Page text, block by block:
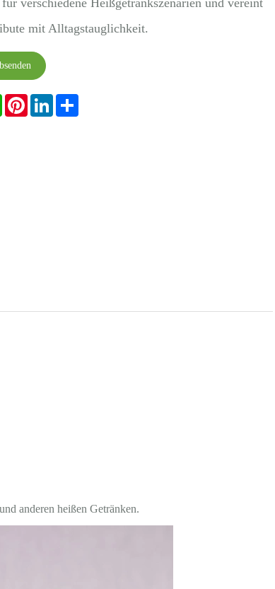
mit Alltagstauglichkeit.
WhatsAppPinterestLinkedInShare
anderen heißen Getränken.